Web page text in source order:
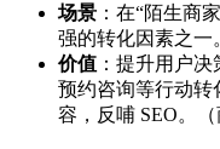
场景 ：在“陌生商
强的转化因素之一
价值 ：提升用户
预约咨询等行动转
容，反哺 SEO。（